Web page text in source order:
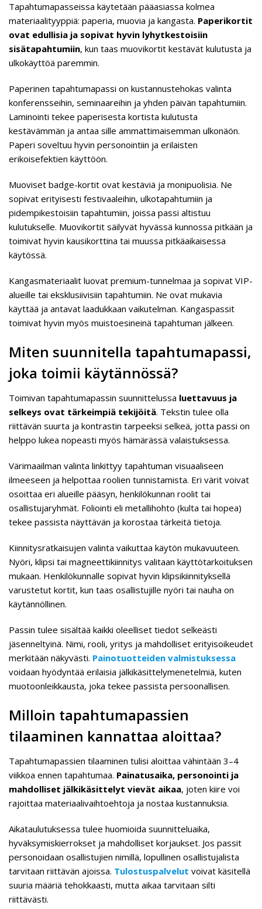
Tapahtumapasseissa käytetään pääasiassa kolmea
materiaalityyppiä: paperia, muovia ja kangasta. Paperikortit
ovat edullisia ja sopivat hyvin lyhytkestoisiin
sisätapahtumiin, kun taas muovikortit kestävät kulutusta ja
ulkokäyttöä paremmin.
Paperinen tapahtumapassi on kustannustehokas valinta
konferensseihin, seminaareihin ja yhden päivän tapahtumiin.
Laminointi tekee paperisesta kortista kulutusta
kestävämmän ja antaa sille ammattimaisemman ulkonäön.
Paperi soveltuu hyvin personointiin ja erilaisten
erikoisefektien käyttöön.
Muoviset badge-kortit ovat kestäviä ja monipuolisia. Ne
sopivat erityisesti festivaaleihin, ulkotapahtumiin ja
pidempikestoisiin tapahtumiin, joissa passi altistuu
kulutukselle. Muovikortit säilyvät hyvässä kunnossa pitkään ja
toimivat hyvin kausikorttina tai muussa pitkäaikaisessa
käytössä.
Kangasmateriaalit luovat premium-tunnelmaa ja sopivat VIP-
alueille tai eksklusiivisiin tapahtumiin. Ne ovat mukavia
käyttää ja antavat laadukkaan vaikutelman. Kangaspassit
toimivat hyvin myös muistoesineinä tapahtuman jälkeen.
Miten suunnitella tapahtumapassi,
joka toimii käytännössä?
Toimivan tapahtumapassin suunnittelussa luettavuus ja
selkeys ovat tärkeimpiä tekijöitä. Tekstin tulee olla
riittävän suurta ja kontrastin tarpeeksi selkeä, jotta passi on
helppo lukea nopeasti myös hämärässä valaistuksessa.
Värimaailman valinta linkittyy tapahtuman visuaaliseen
ilmeeseen ja helpottaa roolien tunnistamista. Eri värit voivat
osoittaa eri alueille pääsyn, henkilökunnan roolit tai
osallistujaryhmät. Foliointi eli metallihohto (kulta tai hopea)
tekee passista näyttävän ja korostaa tärkeitä tietoja.
Kiinnitysratkaisujen valinta vaikuttaa käytön mukavuuteen.
Nyöri, klipsi tai magneettikiinnitys valitaan käyttötarkoituksen
mukaan. Henkilökunnalle sopivat hyvin klipsikiinnityksellä
varustetut kortit, kun taas osallistujille nyöri tai nauha on
käytännöllinen.
Passin tulee sisältää kaikki oleelliset tiedot selkeästi
jäsenneltyinä. Nimi, rooli, yritys ja mahdolliset erityisoikeudet
merkitään näkyvästi. Painotuotteiden valmistuksessa
voidaan hyödyntää erilaisia jälkikäsittelymenetelmiä, kuten
muotoonleikkausta, joka tekee passista persoonallisen.
Milloin tapahtumapassien
tilaaminen kannattaa aloittaa?
Tapahtumapassien tilaaminen tulisi aloittaa vähintään 3–4
viikkoa ennen tapahtumaa. Painatusaika, personointi ja
mahdolliset jälkikäsittelyt vievät aikaa, joten kiire voi
rajoittaa materiaalivaihtoehtoja ja nostaa kustannuksia.
Aikataulutuksessa tulee huomioida suunnitteluaika,
hyväksymiskierrokset ja mahdolliset korjaukset. Jos passit
personoidaan osallistujien nimillä, lopullinen osallistujalista
tarvitaan riittävän ajoissa. Tulostuspalvelut voivat käsitellä
suuria määriä tehokkaasti, mutta aikaa tarvitaan silti
riittävästi.